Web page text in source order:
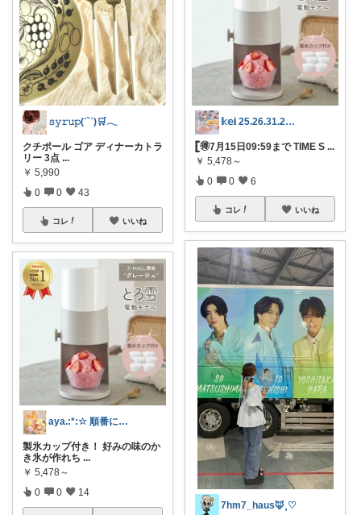
𝚜𝚢𝚛𝚞𝚙(ˊ˘ˋ)🛒𓂃
クチポール ゴア ディナーカトラ
リー 3点 ...
￥ 5,990
0 0 43
コレ いいね
aya.:*:☆ 順番にお伺いします
製氷カップ付き！ 好みの味のか
き氷が作れち ...
￥ 5,478～
0 0 14
𝕜𝕖𝕚 25.26.31.2日💓
𓊈🉐7月15日09:59まで TIME S ...
￥ 5,478～
0 0 6
コレ いいね
7hm7_haus‪🦊⸒♡